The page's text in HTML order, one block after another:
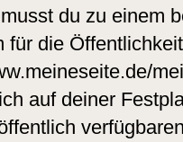
du zu einem
für die
auf deiner